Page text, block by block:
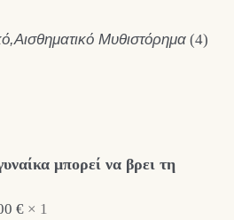
Μυθιστόρημα (4)
μπορεί να βρει τη
1 ×
€